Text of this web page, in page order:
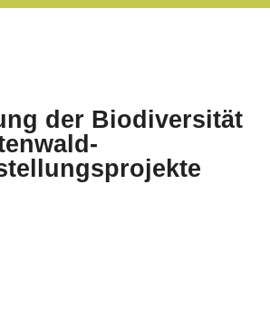
der Biodiversität